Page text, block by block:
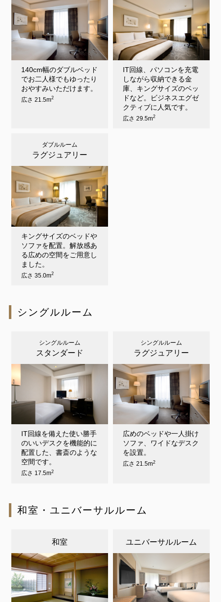
140cm幅のダブルベッド
でお二人様でもゆったり
おやすみいただけます。
広さ 21.5m2
IT回線、パソコンを充電
しながら収納できる金
庫、キングサイズのベッ
ドなど。ビジネスエグゼ
クティブに人気です。
広さ 29.5m2
ダブルルーム
ラグジュアリー
キングサイズのベッドや
ソファを配置。解放感あ
る広めの空間をご用意し
ました。
広さ 35.0m2
シングルルーム
シングルルーム
スタンダード
IT回線を備えた使い勝手
のいいデスクを機能的に
配置した、書斎のような
空間です。
広さ 17.5m2
シングルルーム
ラグジュアリー
広めのベッドや一人掛け
ソファ、ワイドなデスク
を設置。
広さ 21.5m2
和室・ユニバーサルルーム
和室 ユニバーサルルーム